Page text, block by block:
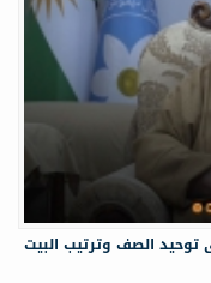
الصف وترتيب البيت